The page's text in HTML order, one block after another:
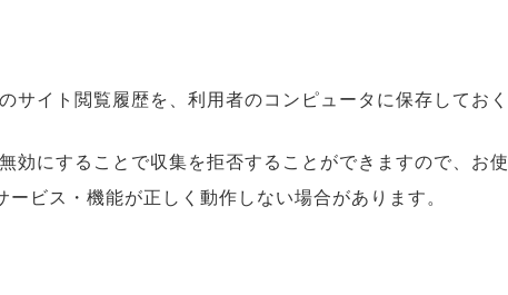
サイト閲覧履歴を、利用者のコンピュータに保存しておく
効にすることで収集を拒否することができますので、
ビス・機能が正しく動作しない場合があります。